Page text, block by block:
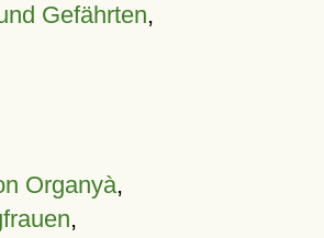
Gefährten,
Organyà,
,